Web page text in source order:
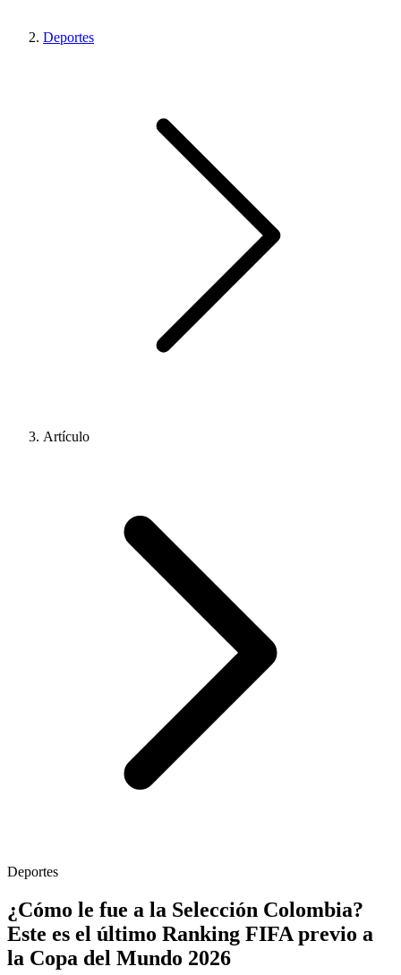
Deportes
Artículo
Deportes
¿Cómo le fue a la Selección Colombia?
Este es el último Ranking FIFA previo a
la Copa del Mundo 2026